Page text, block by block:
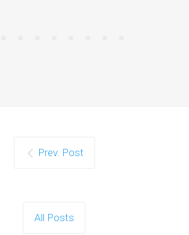
Prev. Post
All Posts